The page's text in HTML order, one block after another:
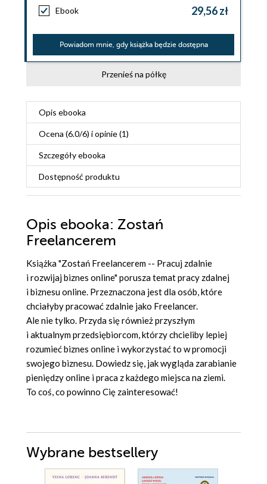
Ebook 29,56 zł
Powiadom mnie, gdy książka będzie dostępna
Przenieś na półkę
Opis ebooka
Ocena (6.0/6) i opinie (1)
Szczegółyebooka
Dostępność produktu
Opis ebooka: Zostań
Freelancerem
Książka "Zostań Freelancerem -- Pracuj zdalnie
i rozwijaj biznes online" porusza temat pracy zdalnej
i biznesu online. Przeznaczona jest dla osób, które
chciałyby pracować zdalnie jako Freelancer.
Ale nie tylko. Przyda się również przyszłym
i aktualnym przedsiębiorcom, którzy chcieliby lepiej
rozumieć biznes online i wykorzystać to w promocji
swojego biznesu. Dowiedz się, jak wygląda zarabianie
pieniędzy online i praca z każdego miejsca na ziemi.
To coś, co powinno Cię zainteresować!
Wybrane bestsellery